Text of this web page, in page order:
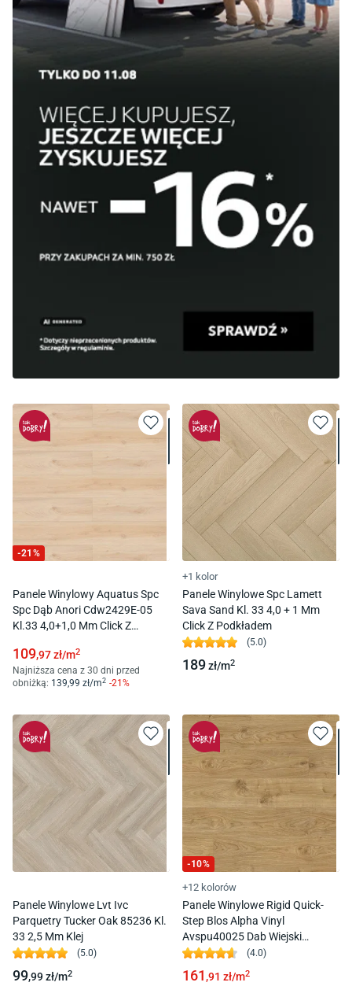
-21 %
Panele Winylowy Aquatus Spc
Spc Dąb Anori Cdw2429E-05
Kl.33 4,0+1,0 Mm Click Z
109,97zł/m2
Najniższa cena z 30 dni przed
obniżką: 139,99 zł/m2 -21 %
+1 kolor
Panele Winylowe Spc Lamett
Sava Sand Kl. 33 4,0 + 1 Mm
Click Z Podkładem
(5.0)
189zł/m2
Panele Winylowe Lvt Ivc
Parquetry Tucker Oak 85236 Kl.
33 2,5 Mm Klej
(5.0)
99,99zł/m2
-10%
+12 kolorów
Panele Winylowe Rigid Quick-
Step Blos Alpha Vinyl
Avspu40025 Dab Wiejski
Naturalny Kl. 33 4,0 + 1 Mm
Click Z Podkładem
(4.0)
161 ,91 zł/m2